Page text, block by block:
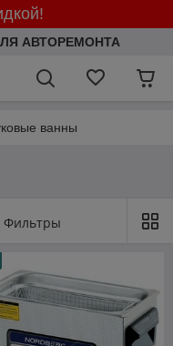
АВТОРЕМОНТА
ванны
Фильтры